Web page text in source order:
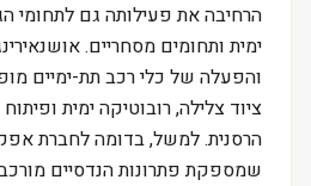
הרחיבה את פעילותה גם לתחומי
ימית ותחומים מסחריים.
ציוד צלילה, רובוטיקה ימית
הרסנית. למשל, בדומה לחברת
שמספקת פתרונות הנדסיים